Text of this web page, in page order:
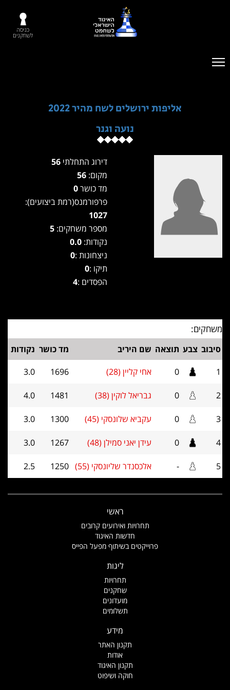
כניסה
לשחקנים
אליפות ירושלים לשח מהיר 2022
נועה וגנר
דירוג התחלתי
מקום:
מד כושר
פרפורמנס(רמת ביצועים):
1027
מספר משחקים:
נקודות: 0.0
ניצחונות :0
תיקו :0
הפסדים :4
משחקים:
סיבוב צבע תוצאה שם היריב מד כושר נקודות
1
0 אחי קליין (28) 1696
3.0
2
0 גבריאל לוקין (38) 1481
4.0
3
0 עקביא שלונסקי (45) 1300
3.0
4
0 עידן יאני סמילן (48) 1267
3.0
5
- אלכסנדר שליונסקי (55) 1250
2.5
ראשי
תחרויות ואירועים קרובים
חדשות האיגוד
פרוייקטים בשיתוף מפעל הפייס
ליגות
תחרויות
שחקנים
מועדונים
תשלומים
מידע
תקנון האתר
אודות
תקנון האיגוד
חוקה ושיפוט